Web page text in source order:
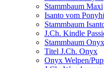
Stammbaum Maxi
Isanto vom
Stammbaum
J.Ch. Kindle
Stammbaum Onyx
Titel J.Ch. Onyx
Onyx Welpen/